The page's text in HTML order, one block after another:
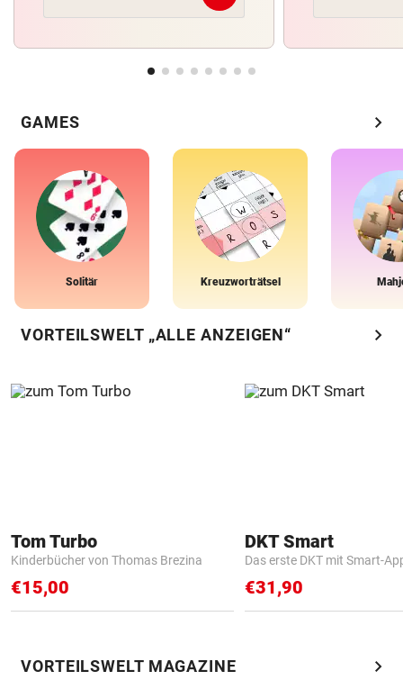
GAMES chevron_right
Solitär Kreuzworträtsel
VORTEILSWELT „ALLE ANZEIGEN“ chevron_right
Tom Turbo
Kinderbücher von Thomas Brezina
€15,00
DKT Smart
Das erste DKT mit Smart-
€31,90
VORTEILSWELT MAGAZINE chevron_right